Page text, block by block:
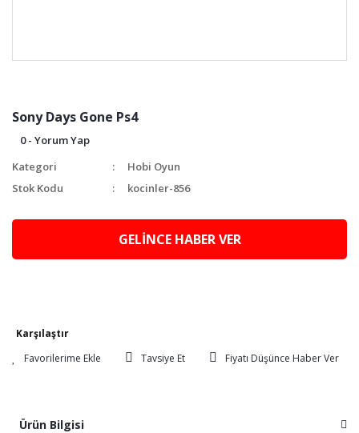
Sony Days Gone Ps4
0 - Yorum Yap
Kategori
Hobi Oyun
Stok Kodu
kocinler-856
GELİNCE HABER VER
Karşılaştır
Tavsiye Et
Fiyatı Düşünce Haber Ver
Ürün Bilgisi